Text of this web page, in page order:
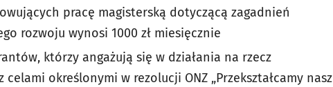
pracę magisterską dotyczącą zagadnień
rozwoju wynosi 1000 zł miesięcznie
którzy angażują się w działania na rzecz
określonymi w rezolucji ONZ „Przekształcamy nasz